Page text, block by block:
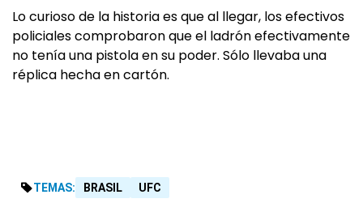
Lo curioso de la historia es que al llegar, los efectivos
policiales comprobaron que el ladrón efectivamente
no tenía una pistola en su poder. Sólo llevaba una
réplica hecha en cartón.
TEMAS: BRASIL UFC